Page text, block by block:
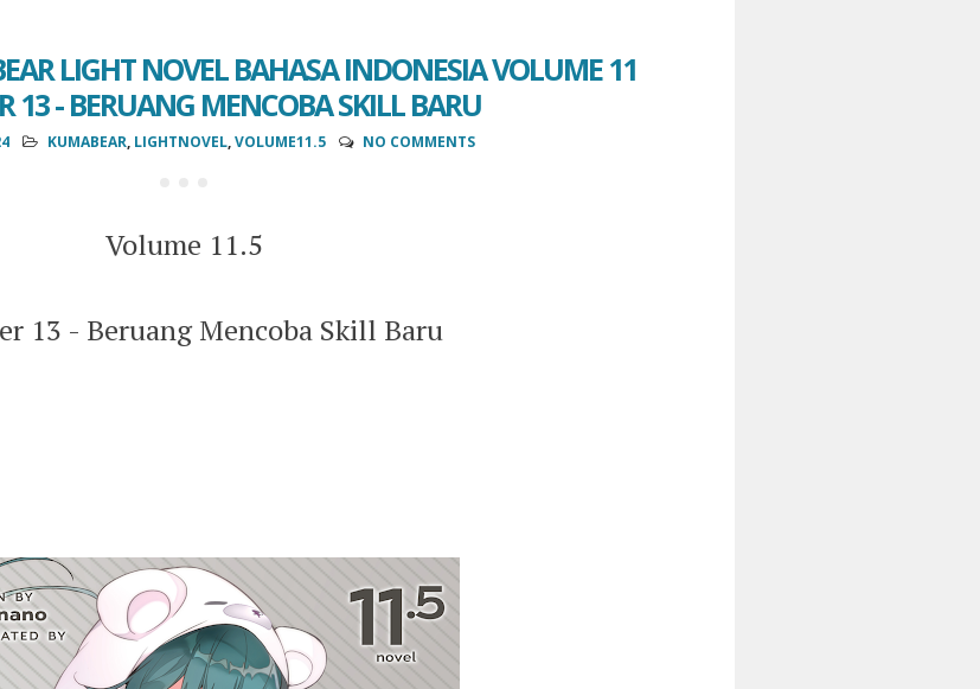
LIGHT NOVEL BAHASA INDONESIA VOLUME 11
13 - BERUANG MENCOBA SKILL BARU
KUMABEAR, LIGHTNOVEL,VOLUME11.5 NO COMMENTS
Volume 11.5
13 - Beruang Mencoba Skill Baru